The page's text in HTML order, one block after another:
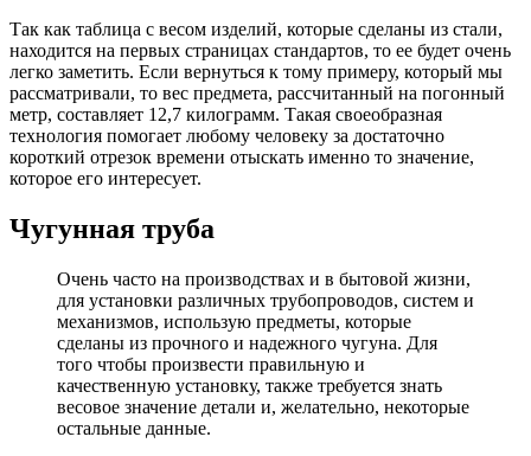
Так как таблица с весом изделий, которые сделаны из стали,
находится на первых страницах стандартов, то ее будет очень
легко заметить. Если вернуться к тому примеру, который мы
рассматривали, то вес предмета, рассчитанный на погонный
метр, составляет 12,7 килограмм. Такая своеобразная
технология помогает любому человеку за достаточно
короткий отрезок времени отыскать именно то значение,
которое его интересует.
Чугунная труба
Очень часто на производствах и в бытовой жизни,
для установки различных трубопроводов, систем и
механизмов, использую предметы, которые
сделаны из прочного и надежного чугуна. Для
того чтобы произвести правильную и
качественную установку, также требуется знать
весовое значение детали и, желательно, некоторые
остальные данные.